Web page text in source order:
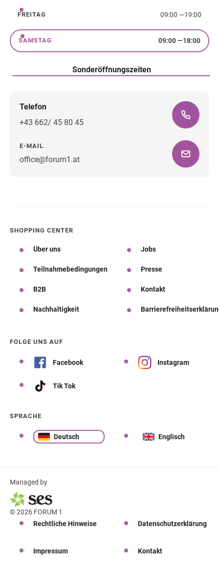
Freitag
FREITAG 09:00 —19:00
Samstag
SAMSTAG 09:00—18:00
Sonderöffnungszeiten
Telefon
+43 662/ 45 80 45
E-MAIL
office@forum1.at
SHOPPING CENTER
Über uns Jobs
Teilnahmebedingungen Presse
B2B Kontakt
Nachhaltigkeit
FOLGE UNS AUF
Facebook Instagram
Tik Tok
SPRACHE
Deutsch Englisch
Managed by
© 2026 FORUM 1
Rechtliche Hinweise
Datenschutzerklärung
Impressum Kontakt